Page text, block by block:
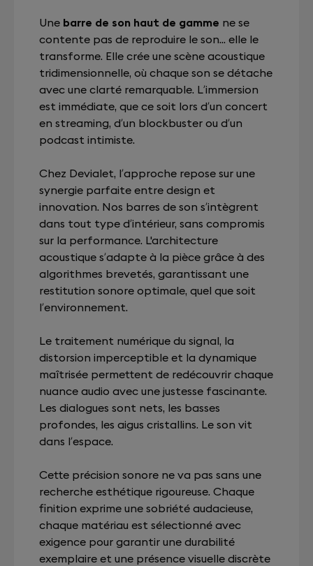
Une barre de son haut de gamme ne se
contente pas de reproduire le son... elle le
transforme. Elle crée une scène acoustique
tridimensionnelle, où chaque son se détache
avec une clarté remarquable. L’immersion
est immédiate, que ce soit lors d’un concert
en streaming, d’un blockbuster ou d’un
podcast intimiste.
Chez Devialet, l’approche repose sur une
synergie parfaite entre design et
innovation. Nos barres de son s’intègrent
dans tout type d’intérieur, sans compromis
sur la performance. L'architecture
acoustique s’adapte à la pièce grâce à des
algorithmes brevetés, garantissant une
restitution sonore optimale, quel que soit
l’environnement.
Le traitement numérique du signal, la
distorsion imperceptible et la dynamique
maîtrisée permettent de redécouvrir chaque
nuance audio avec une justesse fascinante.
Les dialogues sont nets, les basses
profondes, les aigus cristallins. Le son vit
dans l’espace.
Cette précision sonore ne va pas sans une
recherche esthétique rigoureuse. Chaque
finition exprime une sobriété audacieuse,
chaque matériau est sélectionné avec
exigence pour garantir une durabilité
exemplaire et une présence visuelle discrète